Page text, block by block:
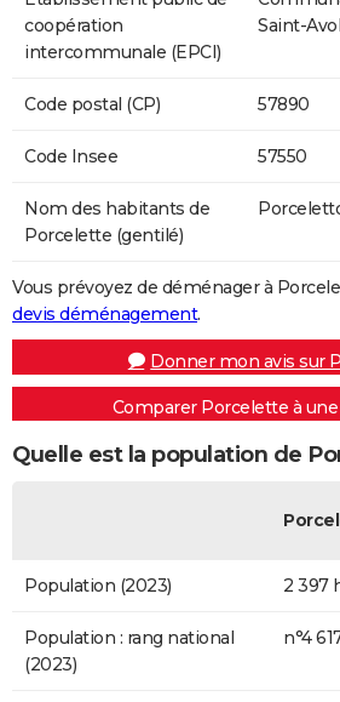
coopération
intercommunale (EPCI)
Saint-
Code postal (CP) 57890
Code Insee 57550
Nom des habitants de
Porcelette (gentilé)
Vous prévoyez de déménager à
devis déménagement.
Donner mon avis sur
Comparer Porcelette à une
Quelle est la population de
Population (2023) 2 397
Population : rang national
(2023)
n°4